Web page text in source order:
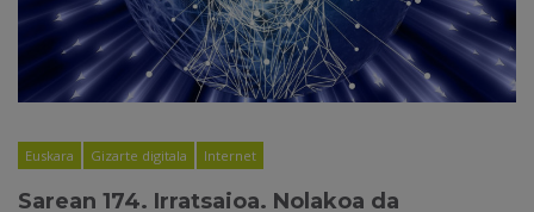
Euskara Gizarte digitala Internet
Sarean 174. Irratsaioa. Nolakoa da